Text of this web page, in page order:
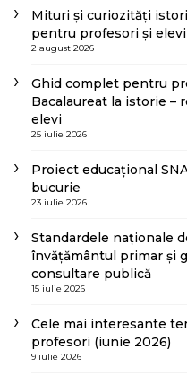
Mituri și curiozități
pentru profesori și elevi
2 august 2026
Ghid complet pentru
Bacalaureat la istorie –
elevi
25 iulie 2026
Proiect educațional
bucurie
23 iulie 2026
Standardele naționale
învățământul primar și
consultare publică
15 iulie 2026
Cele mai interesante
profesori (iunie 2026)
9 iulie 2026